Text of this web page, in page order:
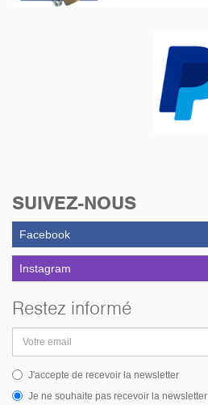
SUIVEZ-NOUS
Facebook
Instagram
Restez informé
email
J'accepte de recevoir la newsletter
Je ne souhaite pas recevoir la newsletter